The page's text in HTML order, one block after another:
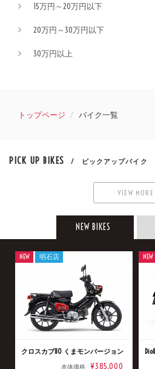
15万円～20万円以下
20万円～30万円以下
30万円以上
トップページ バイク一覧
PICK UP BIKES / ピックアップバイク
VIEW MORE
NEW BIKES
クロスカブ110 くまモンバージョン
本体価格 ¥385,000
NEW 明石店 NEW